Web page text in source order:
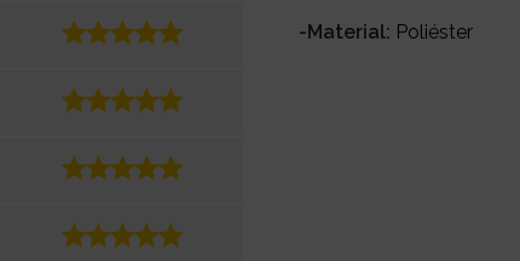
-Material: Poliéster